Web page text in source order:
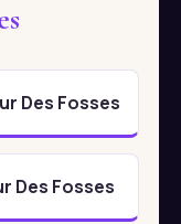
Des Fosses
Des Fosses